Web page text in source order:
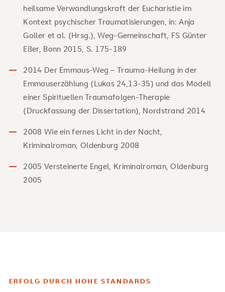
heilsame Verwandlungskraft der Eucharistie im
Kontext psychischer Traumatisierungen, in: Anja
Goller et al. (Hrsg.), Weg-Gemeinschaft, FS Günter
Eßer, Bonn 2015, S. 175-189
2014 Der Emmaus-Weg – Trauma-Heilung in der
Emmauserzählung (Lukas 24,13-35) und das Modell
einer Spirituellen Traumafolgen-Therapie
(Druckfassung der Dissertation), Nordstrand 2014
2008 Wie ein fernes Licht in der Nacht,
Kriminalroman, Oldenburg 2008
2005 Versteinerte Engel, Kriminalroman, Oldenburg
2005
ERFOLG DURCH HOHE STANDARDS